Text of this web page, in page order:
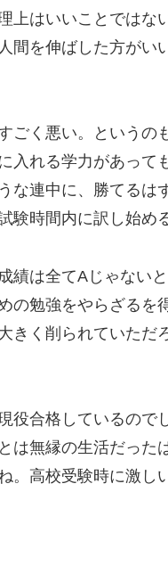
上はいいことではな
間を伸ばした方がい
ごく悪い。というの
入れる学力があって
な連中に、勝てるは
験時間内に訳し始め
績は全てAじゃない
の勉強をやらざるを
きく削られていただ
役合格しているので
は無縁の生活だった
。高校受験時に激し